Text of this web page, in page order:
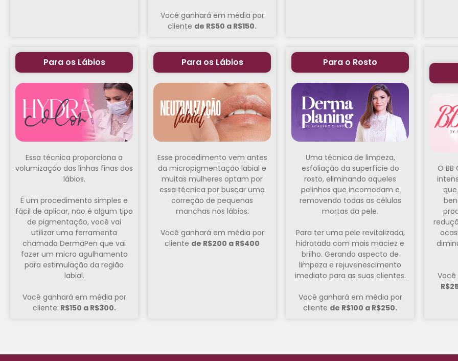
Você ganhará em média por
cliente de R$50 a R$150.
Para os Lábios
Essa técnica proporciona a
volumização das linhas finas dos
lábios.
É um procedimento simples e
fácil de aplicar, não é algum tipo
de pigmentação, você vai
utilizar uma ferramenta
chamada DermaPen que vai
fazer um micro agulhamento
para estimulação da região
labial.
Você ganhará em média por
cliente: R$150 a R$300.
Para os Lábios
Esse procedimento vem antes
da micropigmentação labial e
muitas mulheres optam por
essa técnica por buscar uma
correção de pequenas
manchas nos lábios.
Você ganhará em média por
cliente de R$200 a R$400
Para o Rosto
Uma técnica de limpeza,
esfoliação da superfície do
rosto, eliminando aqueles
pelinhos que incomodam e
removendo todas as células
mortas da pele.
Para ter uma pele revitalizada,
hidratada com mais maciez e
brilho. Gerando aspecto de
limpeza e rejuvenescimento
imediato para as suas clientes.
Você ganhará em média por
cliente de R$100 a R$250.
O